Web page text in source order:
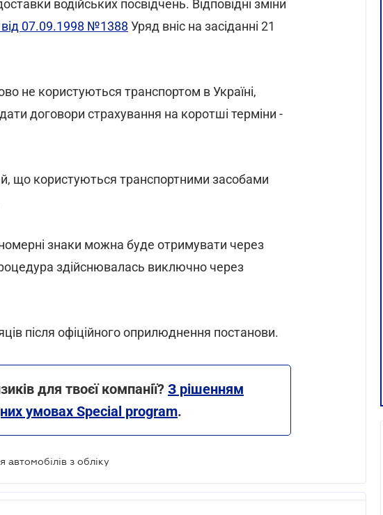
водійських посвідчень. Відповідні зміни
07.09.1998 №1388 Уряд вніс на засіданні 21
не користуються транспортом в Україні,
договори страхування на коротші терміни -
що користуються транспортними засобами
номерні знаки можна буде отримувати через
здійснювалась виключно через
після офіційного оприлюднення постанови.
для твоєї компанії? З рішенням
умовах Special program.
автомобілів з обліку